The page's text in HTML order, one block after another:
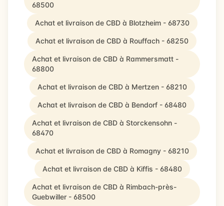
68500
Achat et livraison de CBD à Blotzheim - 68730
Achat et livraison de CBD à Rouffach - 68250
Achat et livraison de CBD à Rammersmatt -
68800
Achat et livraison de CBD à Mertzen - 68210
Achat et livraison de CBD à Bendorf - 68480
Achat et livraison de CBD à Storckensohn -
68470
Achat et livraison de CBD à Romagny - 68210
Achat et livraison de CBD à Kiffis - 68480
Achat et livraison de CBD à Rimbach-près-
Guebwiller - 68500